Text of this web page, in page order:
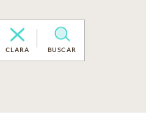
CLARA BUSCAR